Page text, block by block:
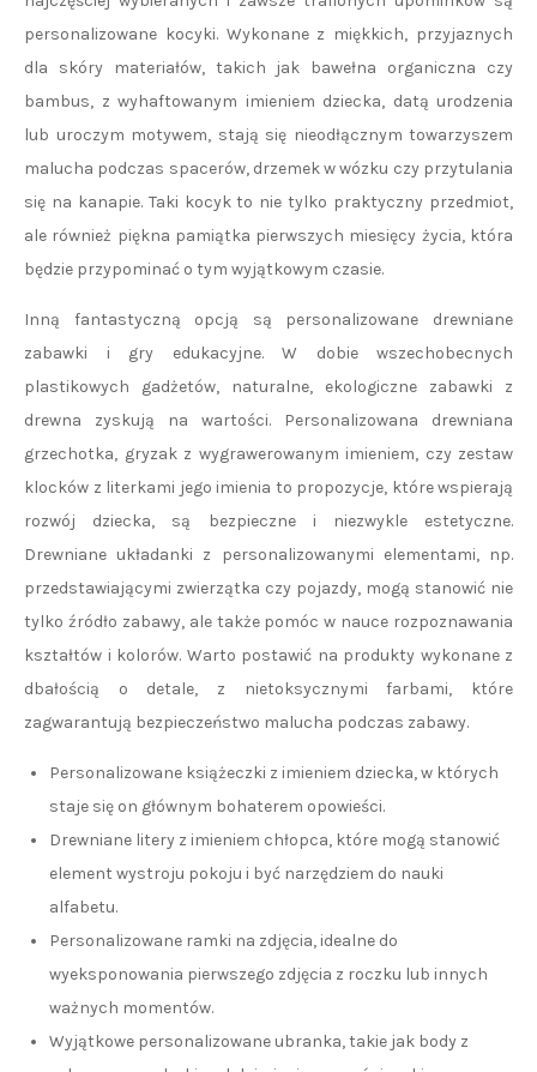
personalizowane kocyki. Wykonane z miękkich, przyjaznych
dla skóry materiałów, takich jak bawełna organiczna czy
bambus, z wyhaftowanym imieniem dziecka, datą urodzenia
lub uroczym motywem, stają się nieodłącznym towarzyszem
malucha podczas spacerów, drzemek w wózku czy przytulania
się na kanapie. Taki kocyk to nie tylko praktyczny przedmiot,
ale również piękna pamiątka pierwszych miesięcy życia, która
będzie przypominać o tym wyjątkowym czasie.
Inną fantastyczną opcją są personalizowane drewniane
zabawki i gry edukacyjne. W dobie wszechobecnych
plastikowych gadżetów, naturalne, ekologiczne zabawki z
drewna zyskują na wartości. Personalizowana drewniana
grzechotka, gryzak z wygrawerowanym imieniem, czy zestaw
klocków z literkami jego imienia to propozycje, które wspierają
rozwój dziecka, są bezpieczne i niezwykle estetyczne.
Drewniane układanki z personalizowanymi elementami, np.
przedstawiającymi zwierzątka czy pojazdy, mogą stanowić nie
tylko źródło zabawy, ale także pomóc w nauce rozpoznawania
kształtów i kolorów. Warto postawić na produkty wykonane z
dbałością o detale, z nietoksycznymi farbami, które
zagwarantują bezpieczeństwo malucha podczas zabawy.
Personalizowane książeczki z imieniem dziecka, w których
staje się on głównym bohaterem opowieści.
Drewniane litery z imieniem chłopca, które mogą stanowić
element wystroju pokoju i być narzędziem do nauki
alfabetu.
Personalizowane ramki na zdjęcia, idealne do
wyeksponowania pierwszego zdjęcia z roczku lub innych
ważnych momentów.
Wyjątkowe personalizowane ubranka, takie jak body z